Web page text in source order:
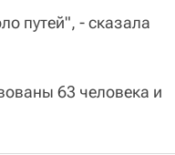
путей", - сказала
63 человека и